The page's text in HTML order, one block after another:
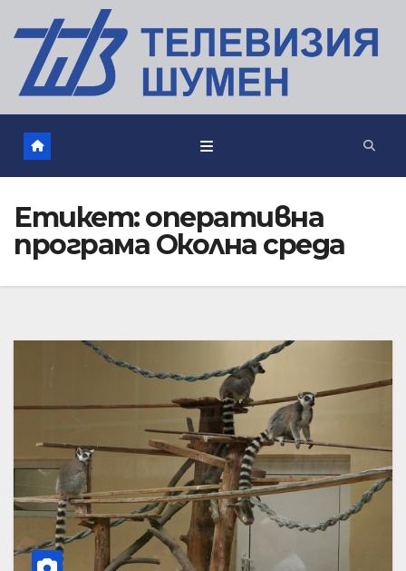
Етикет:оперативна
програма Околна среда